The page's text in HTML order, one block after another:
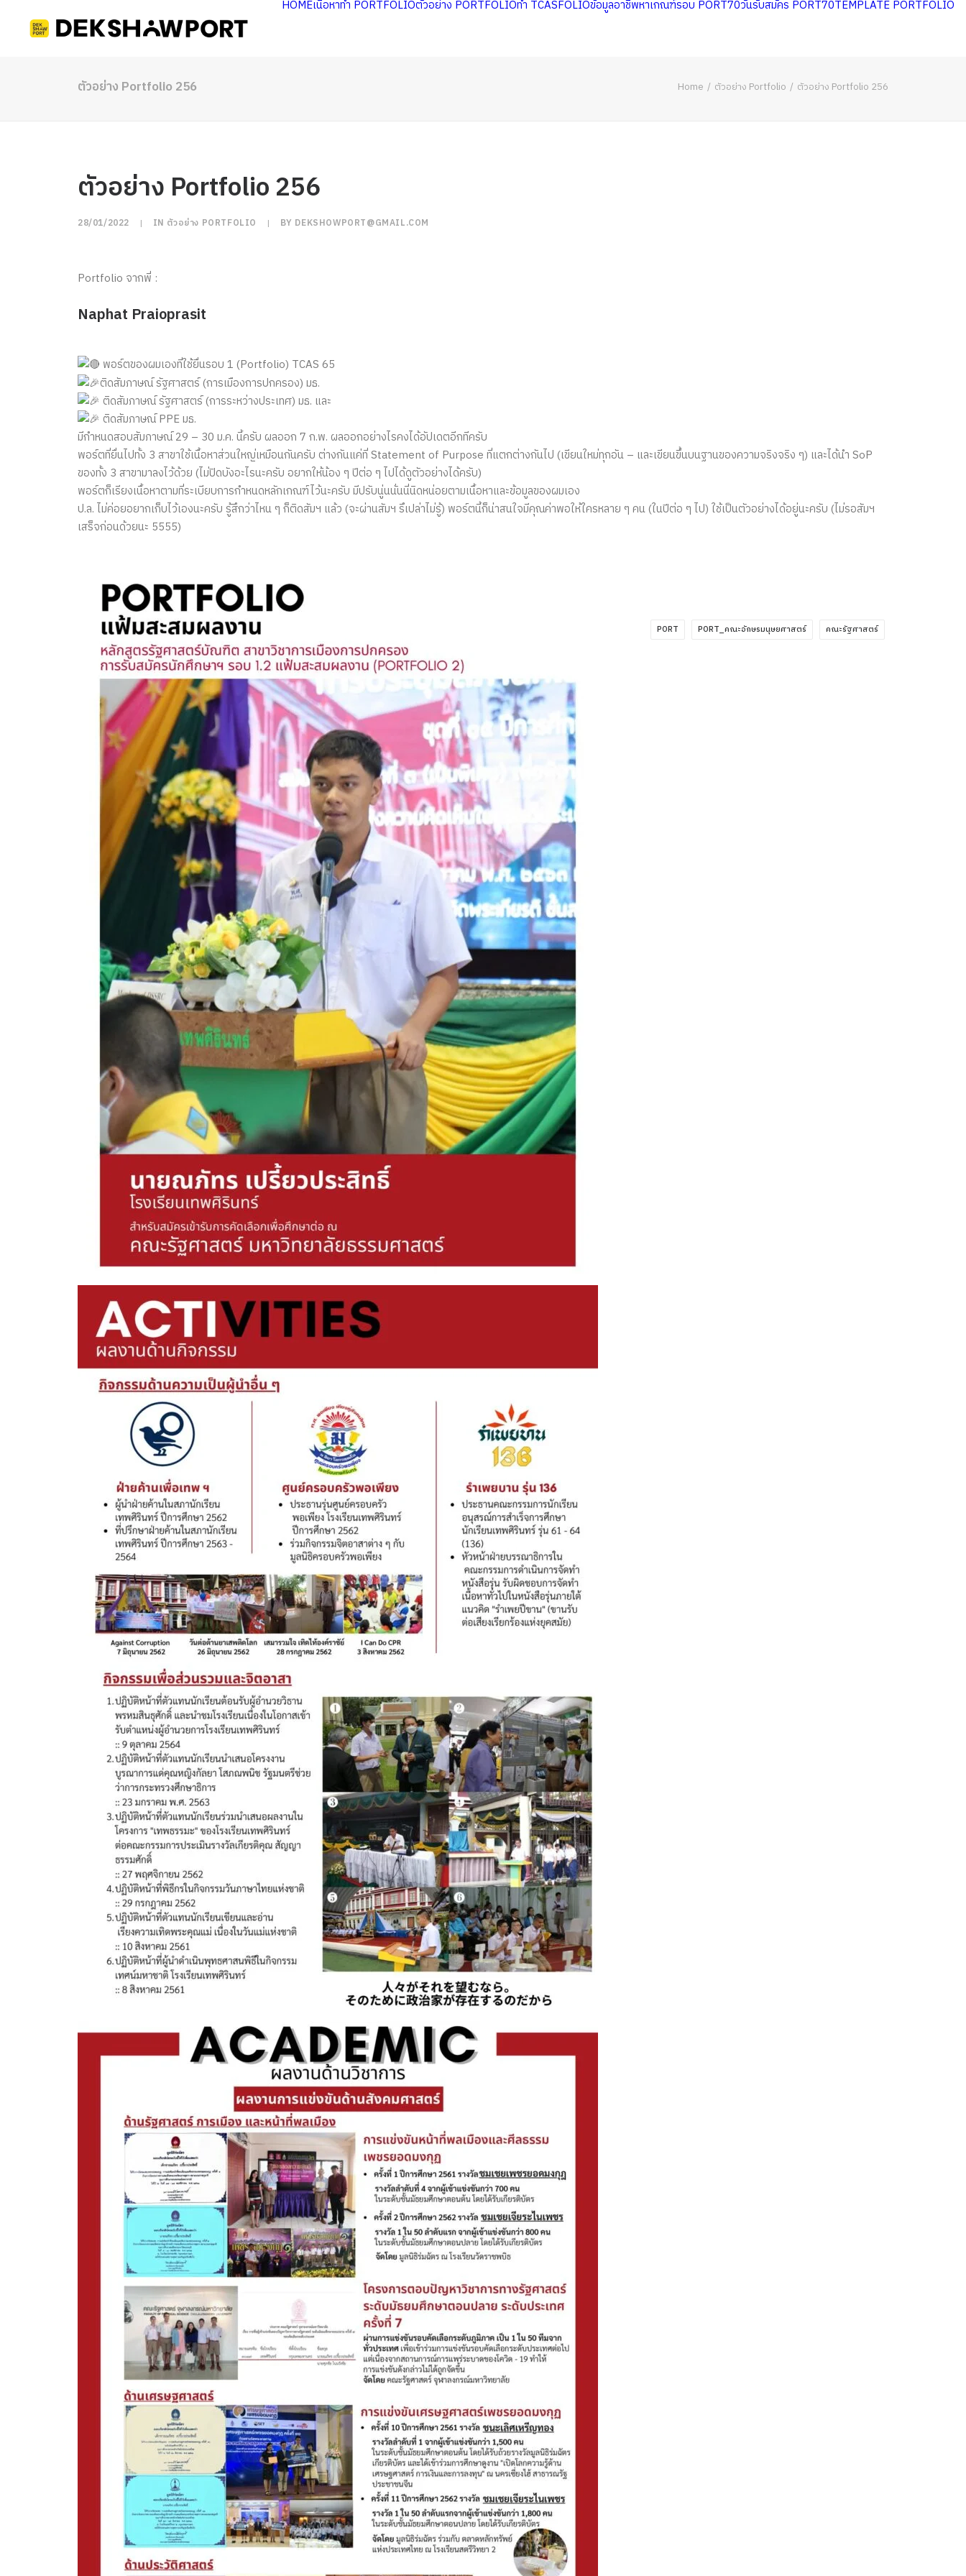
HOMEเนื้อหาทำ PORTFOLIOตัวอย่าง PORTFOLIOทำ TCASFOLIOข้อมูลอาชีพหาเกณฑ์รอบ PORT70วันรับสมัคร PORT70TEMPLATE PORTFOLIO
ตัวอย่าง Portfolio 256 Home ตัวอย่าง Portfolio ตัวอย่าง Portfolio 256
ตัวอย่าง Portfolio 256
28/01/2022 | IN ตัวอย่าง PORTFOLIO | BY DEKSHOWPORT@GMAIL.COM
Portfolio จากพี่ :
Naphat Praioprasit
พอร์ตของผมเองที่ใช้ยื่นรอบ 1 (Portfolio) TCAS 65
ติดสัมภาษณ์ รัฐศาสตร์ (การเมืองการปกครอง) มธ.
ติดสัมภาษณ์ รัฐศาสตร์ (การระหว่างประเทศ) มธ. และ
ติดสัมภาษณ์ PPE มธ.
มีกำหนดสอบสัมภาษณ์ 29 – 30 ม.ค. นี้ครับ ผลออก 7 ก.พ. ผลออกอย่างไรคงได้อัปเดตอีกทีครับ
พอร์ตที่ยื่นไปทั้ง 3 สาขาใช้เนื้อหาส่วนใหญ่เหมือนกันครับ ต่างกันแค่ที่ Statement of Purpose ที่แตกต่างกันไป (เขียนใหม่ทุกอัน – และเขียนขึ้นบนฐานของความจริงจริง ๆ) และได้นำ SoP
ของทั้ง 3 สาขามาลงไว้ด้วย (ไม่ปิดบังอะไรนะครับ อยากให้น้อง ๆ ปีต่อ ๆ ไปได้ดูตัวอย่างได้ครับ)
พอร์ตก็เรียงเนื้อหาตามที่ระเบียบการกำหนดหลักเกณฑ์ไว้นะครับ มีปรับนู่นนั่นนี่นิดหน่อยตามเนื้อหาและข้อมูลของผมเอง
ป.ล. ไม่ค่อยอยากเก็บไว้เองนะครับ รู้สึกว่าไหน ๆ ก็ติดสัมฯ แล้ว (จะผ่านสัมฯ รึเปล่าไม่รู้) พอร์ตนี้ก็น่าสนใจมีคุณค่าพอให้ใครหลาย ๆ คน (ในปีต่อ ๆ ไป) ใช้เป็นตัวอย่างได้อยู่นะครับ (ไม่รอสัมฯ
เสร็จก่อนด้วยนะ 5555)
PORT PORT_คณะอักษรมนุษยศาสตร์ คณะรัฐศาสตร์